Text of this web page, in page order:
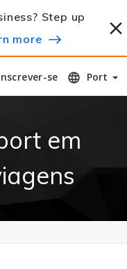
Step up
more
se
se Port
em